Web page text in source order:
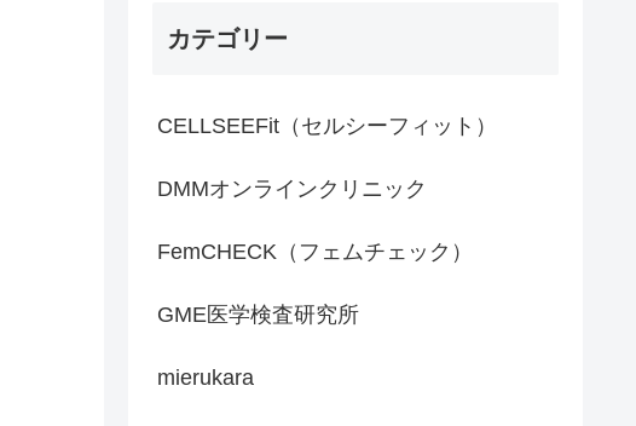
カテゴリー
CELLSEEFit（セルシーフィット）
DMMオンラインクリニック
FemCHECK（フェムチェック）
GME医学検査研究所
mierukara